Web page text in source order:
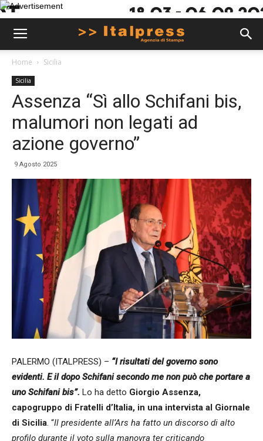
Home Sicilia
Sicilia
Assenza “Sì allo Schifani bis,
malumori non legati ad
azione governo”
9 Agosto 2025
PALERMO (ITALPRESS) – “I risultati del governo sono
evidenti. E il dopo Schifani secondo me non può che portare a
uno Schifani bis”. Lo ha detto Giorgio Assenza,
capogruppo di Fratelli d’Italia, in una intervista al Giornale
di Sicilia . “Il presidente all’Ars ha fatto un discorso di alto
profilo durante il voto sulla manovra ter criticando